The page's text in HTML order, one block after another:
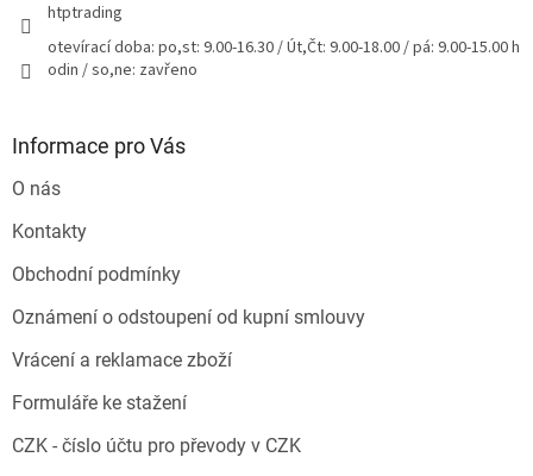
htptrading
otevírací doba: po,st: 9.00-16.30 / Út,Čt: 9.00-18.00 / pá: 9.00-15.00 h
odin / so,ne: zavřeno
Informace pro Vás
O nás
Kontakty
Obchodní podmínky
Oznámení o odstoupení od kupní smlouvy
Vrácení a reklamace zboží
Formuláře ke stažení
CZK - číslo účtu pro převody v CZK